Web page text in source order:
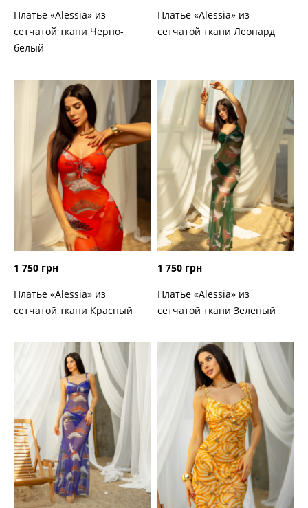
Платье «Alessia» из
сетчатой ткани Черно-
белый
Платье «Alessia» из
сетчатой ткани Леопард
1 750 грн
Платье «Alessia» из
сетчатой ткани Красный
1 750 грн
Платье «Alessia» из
сетчатой ткани Зеленый